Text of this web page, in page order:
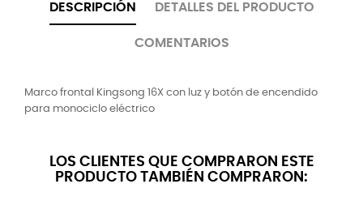
DESCRIPCIÓN DETALLES DEL PRODUCTO
COMENTARIOS
Marco frontal Kingsong 16X con luz y botón de encendido
para monociclo eléctrico
LOS CLIENTES QUE COMPRARON ESTE
PRODUCTO TAMBIÉN COMPRARON: